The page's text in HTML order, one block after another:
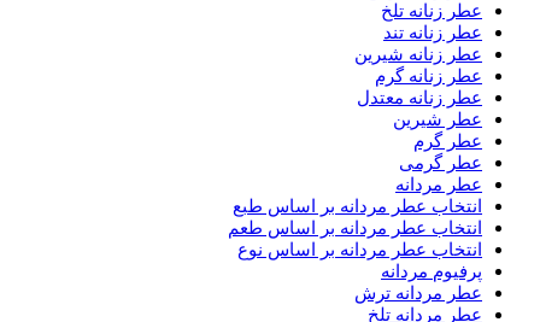
عطر زنانه تلخ
عطر زنانه تند
عطر زنانه شیرین
عطر زنانه گرم
عطر زنانه معتدل
عطر شیرین
عطر گرم
عطر گرمی
عطر مردانه
انتخاب عطر مردانه بر اساس طبع
انتخاب عطر مردانه بر اساس طعم
انتخاب عطر مردانه بر اساس نوع
پرفیوم مردانه
عطر مردانه ترش
عطر مردانه تلخ